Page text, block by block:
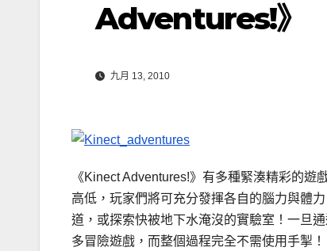
Adventures!》
九月 13, 2010
《Kinect Adventures!》有多種緊湊精彩的
高低，玩家們將可充分發揮各自的腦力與體
道，或探索快被地下水淹沒的實驗室！一旦
多冒險遊戲，而整個過程完全不需使用手掣！